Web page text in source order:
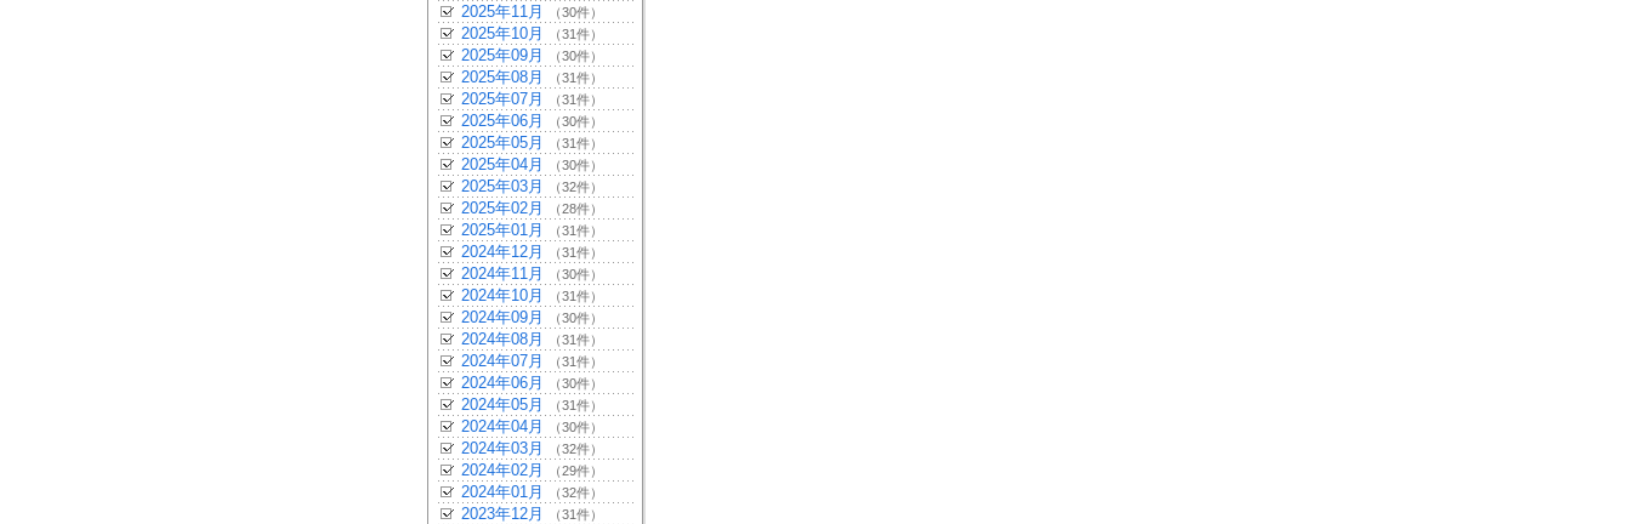
2025年11月 （30件）
2025年10月 （31件）
2025年09月 （30件）
2025年08月 （31件）
2025年07月 （31件）
2025年06月 （30件）
2025年05月 （31件）
2025年04月 （30件）
2025年03月 （32件）
2025年02月 （28件）
2025年01月 （31件）
2024年12月 （31件）
2024年11月 （30件）
2024年10月 （31件）
2024年09月 （30件）
2024年08月 （31件）
2024年07月 （31件）
2024年06月 （30件）
2024年05月 （31件）
2024年04月 （30件）
2024年03月 （32件）
2024年02月 （29件）
2024年01月 （32件）
2023年12月 （31件）